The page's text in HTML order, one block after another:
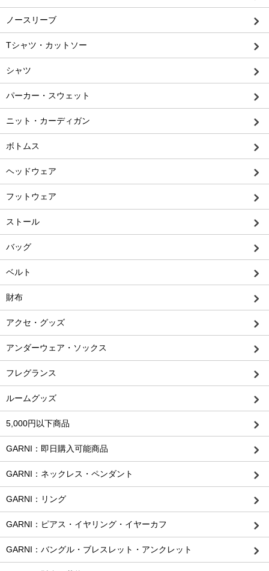
ノースリーブ
Tシャツ・カットソー
シャツ
パーカー・スウェット
ニット・カーディガン
ボトムス
ヘッドウェア
フットウェア
ストール
バッグ
ベルト
財布
アクセ・グッズ
アンダーウェア・ソックス
フレグランス
ルームグッズ
5,000円以下商品
GARNI：即日購入可能商品
GARNI：ネックレス・ペンダント
GARNI：リング
GARNI：ピアス・イヤリング・イヤーカフ
GARNI：バングル・ブレスレット・アンクレット